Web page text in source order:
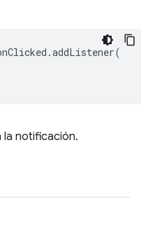
.addListener(
la notificación.